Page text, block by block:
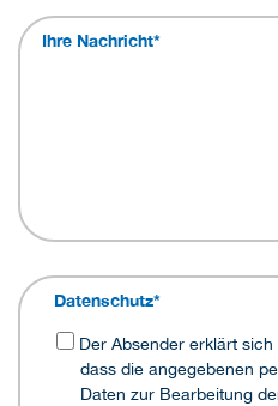
Ihre Nachricht*
Datenschutz*
dass die angegebenen
Daten zur Bearbeitung